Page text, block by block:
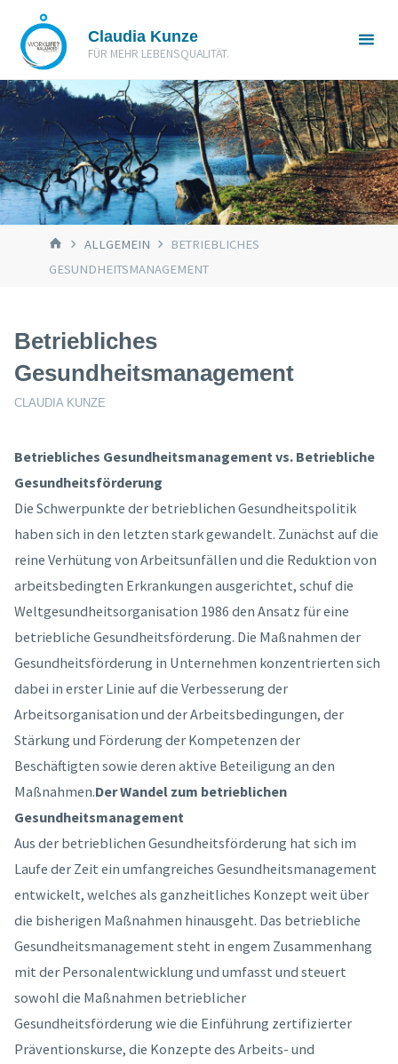
Inhalt
springen
Claudia Kunze
FÜR MEHR LEBENSQUALITÄT.
STARTALLGEMEIN
BETRIEBLICHES
GESUNDHEITSMANAGEMENT
Betriebliches
Gesundheitsmanagement
CLAUDIA KUNZE
Betriebliches Gesundheitsmanagement vs. Betriebliche
Gesundheitsförderung
Die Schwerpunkte der betrieblichen Gesundheitspolitik
haben sich in den letzten stark gewandelt. Zunächst auf die
reine Verhütung von Arbeitsunfällen und die Reduktion von
arbeitsbedingten Erkrankungen ausgerichtet, schuf die
Weltgesundheitsorganisation 1986 den Ansatz für eine
betriebliche Gesundheitsförderung. Die Maßnahmen der
Gesundheitsförderung in Unternehmen konzentrierten sich
dabei in erster Linie auf die Verbesserung der
Arbeitsorganisation und der Arbeitsbedingungen, der
Stärkung und Förderung der Kompetenzen der
Beschäftigten sowie deren aktive Beteiligung an den
Maßnahmen.Der Wandel zum betrieblichen
Gesundheitsmanagement
Aus der betrieblichen Gesundheitsförderung hat sich im
Laufe der Zeit ein umfangreiches Gesundheitsmanagement
entwickelt, welches als ganzheitliches Konzept weit über
die bisherigen Maßnahmen hinausgeht. Das betriebliche
Gesundheitsmanagement steht in engem Zusammenhang
mit der Personalentwicklung und umfasst und steuert
sowohl die Maßnahmen betrieblicher
Gesundheitsförderung wie die Einführung zertifizierter
Präventionskurse, die Konzepte des Arbeits- und